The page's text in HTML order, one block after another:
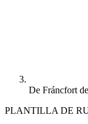
De Fráncfort
PLANTILLA DE